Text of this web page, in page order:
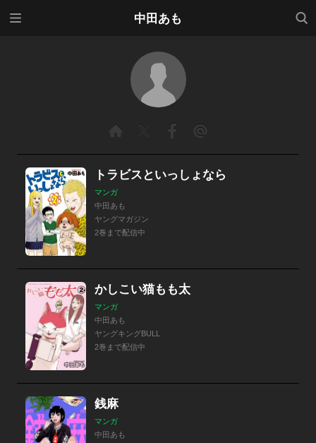
中田あも
検索
トラビスといっしょなら
マンガ
中田あも
ヤングマガジン
2巻まで配信中
かしこい猫もも太
マンガ
中田あも
ヤングキングBULL
2巻まで配信中
銭麻
マンガ
中田あも